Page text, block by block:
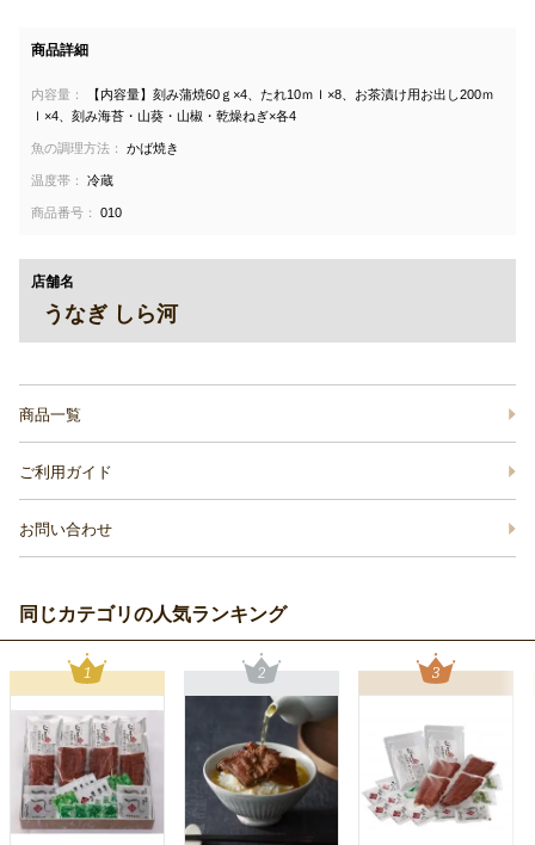
商品詳細
内容量：
【内容量】刻み蒲焼60ｇ×4、たれ10ｍｌ×8、お茶漬け用お出し200ｍ
ｌ×4、刻み海苔・山葵・山椒・乾燥ねぎ×各4
魚の調理方法： かば焼き
温度帯： 冷蔵
商品番号： 010
店舗名
うなぎ しら河
商品一覧
ご利用ガイド
お問い合わせ
同じカテゴリの人気ランキング